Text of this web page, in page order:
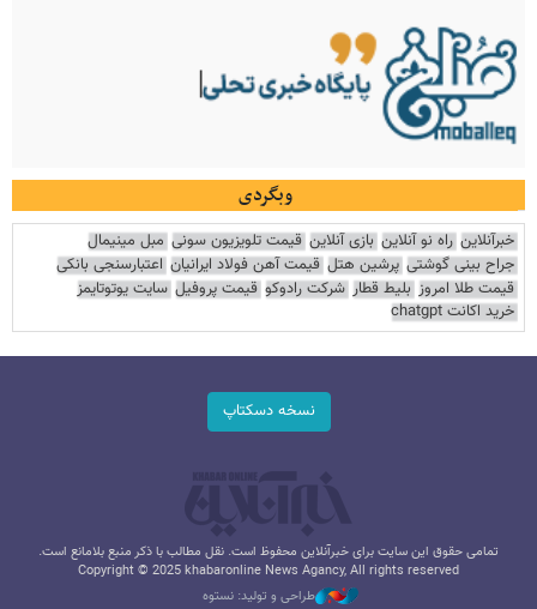
وبگردی
خبرآنلاین راه نو آنلاین بازی آنلاین قیمت تلویزیون سونی مبل مینیمال
جراح بینی گوشتی پرشین هتل قیمت آهن فولاد ایرانیان اعتبارسنجی بانکی
قیمت طلا امروز بلیط قطار شرکت رادوکو قیمت پروفیل سایت یوتوتایمز
خرید اکانت chatgpt
نسخه دسکتاپ
تمامی حقوق این سایت برای خبرآنلاین محفوظ است. نقل مطالب با ذکر منبع بلامانع است.
Copyright © 2025 khabaronline News Agancy, All rights reserved
طراحی و تولید: نستوه